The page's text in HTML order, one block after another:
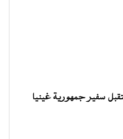
سفير جمهورية غينيا